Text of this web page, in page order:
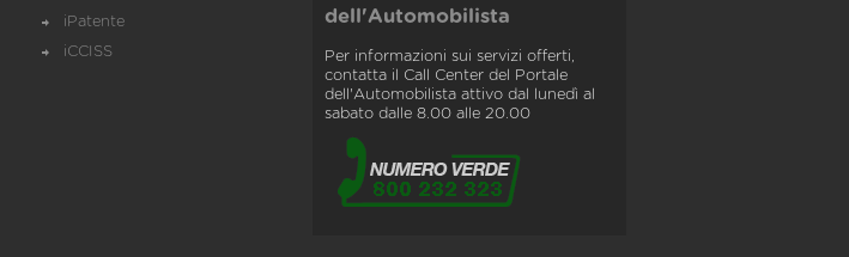
iPatente
iCCISS
dell'Automobilista
Per informazioni sui servizi offerti,
contatta il Call Center del Portale
dell'Automobilista attivo dal lunedì al
sabato dalle 8.00 alle 20.00